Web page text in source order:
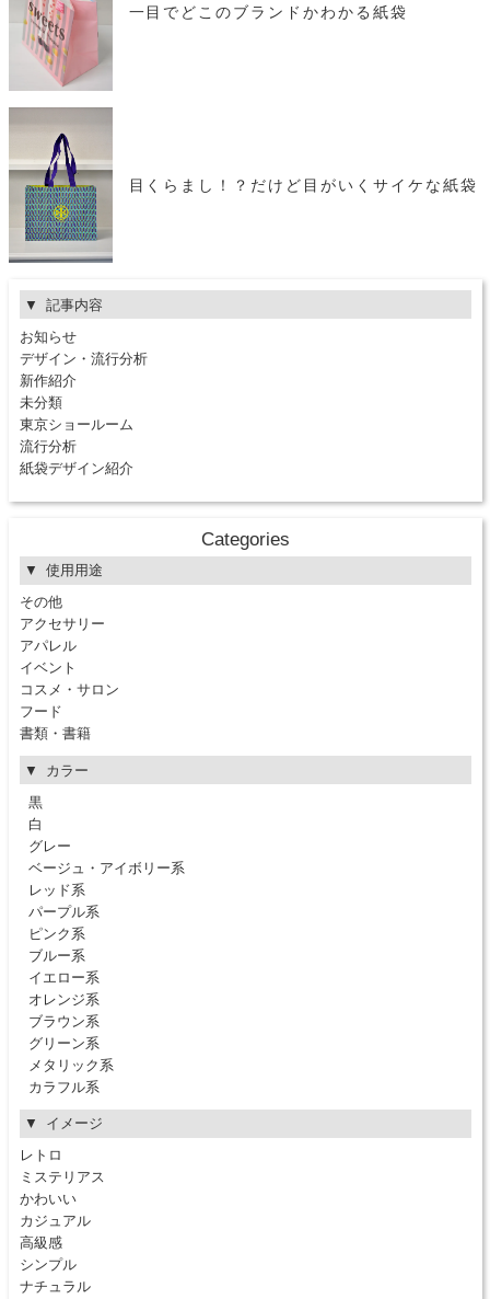
一目でどこのブランドかわかる紙袋
目くらまし！？だけど目がいくサイケな紙袋
記事内容
お知らせ
デザイン・流行分析
新作紹介
未分類
東京ショールーム
流行分析
紙袋デザイン紹介
Categories
使用用途
その他
アクセサリー
アパレル
イベント
コスメ・サロン
フード
書類・書籍
カラー
黒
白
グレー
ベージュ・アイボリー系
レッド系
パープル系
ピンク系
ブルー系
イエロー系
オレンジ系
ブラウン系
グリーン系
メタリック系
カラフル系
イメージ
レトロ
ミステリアス
かわいい
カジュアル
高級感
シンプル
ナチュラル